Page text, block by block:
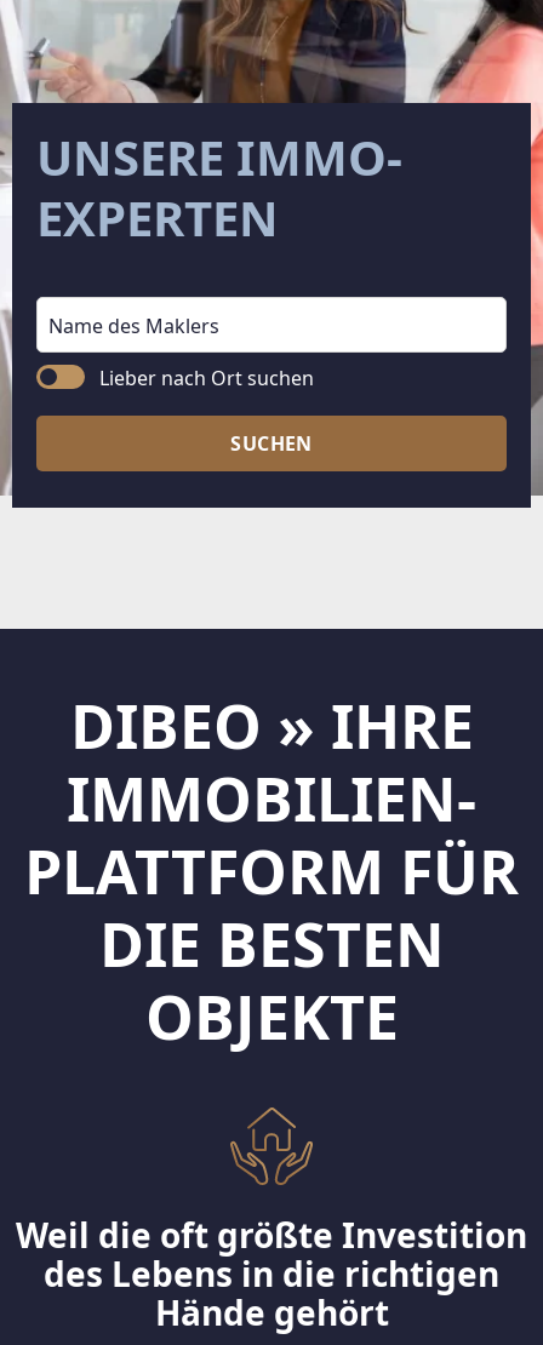
UNSERE IMMO-
EXPERTEN
Lieber nach Ort suchen
SUCHEN
DIBEO » IHRE
IMMOBILIEN-
PLATTFORM FÜR
DIE BESTEN
OBJEKTE
Weil die oft größte Investition
des Lebens in die richtigen
Hände gehört